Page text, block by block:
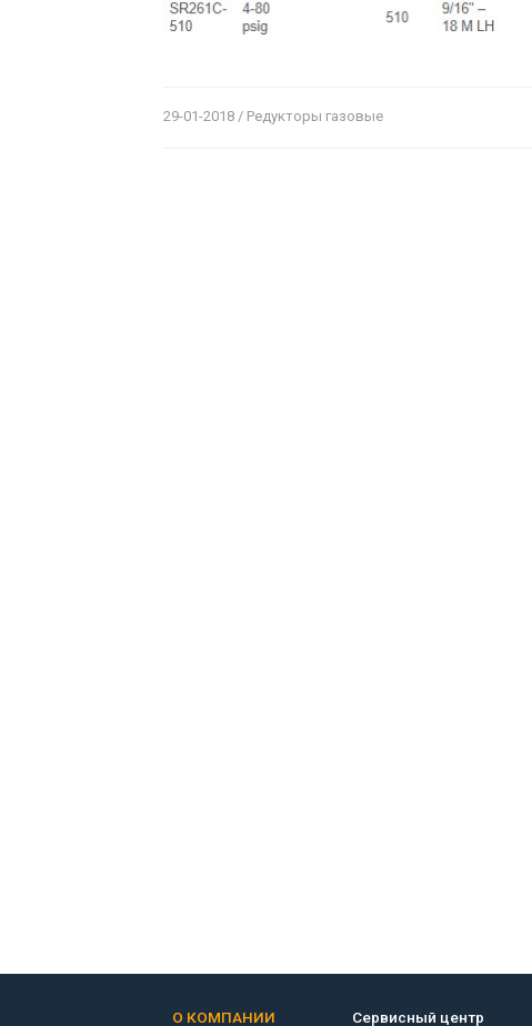
29-01-2018 / Редукторы газовые
О КОМПАНИИ Сервисный центр